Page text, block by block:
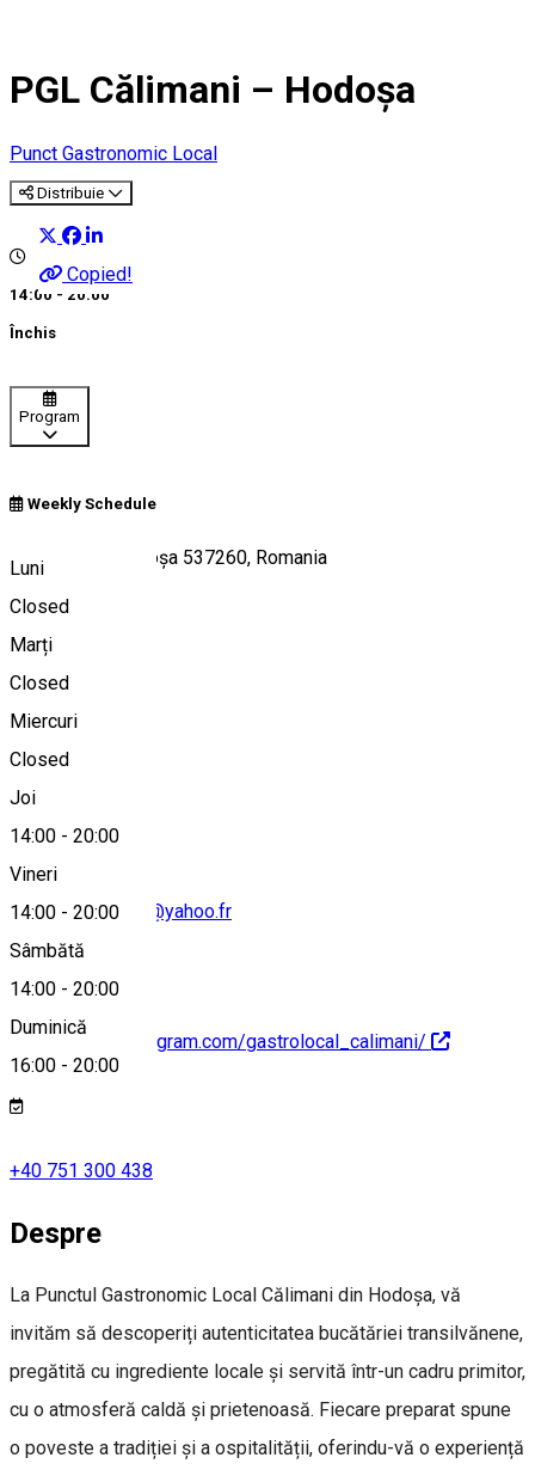
PGL Călimani – Hodoșa
Punct Gastronomic Local
Distribuie
Copied!
14:00 - 20:00
Închis
Program
Weekly Schedule
Luni
Closed
Marți
Closed
Miercuri
Closed
Joi
14:00 - 20:00
Vineri
14:00 - 20:00
Sâmbătă
14:00 - 20:00
Duminică
16:00 - 20:00
Str. Gării 59, Hodoșa 537260, Romania
Hartă
simonalung2000@yahoo.fr
https://www.instagram.com/gastrolocal_calimani/
+40 751 300 438
Despre
La Punctul Gastronomic Local Călimani din Hodoșa, vă
invităm să descoperiți autenticitatea bucătăriei transilvănene,
pregătită cu ingrediente locale și servită într-un cadru primitor,
cu o atmosferă caldă și prietenoasă. Fiecare preparat spune
o poveste a tradiției și a ospitalității, oferindu-vă o experiență